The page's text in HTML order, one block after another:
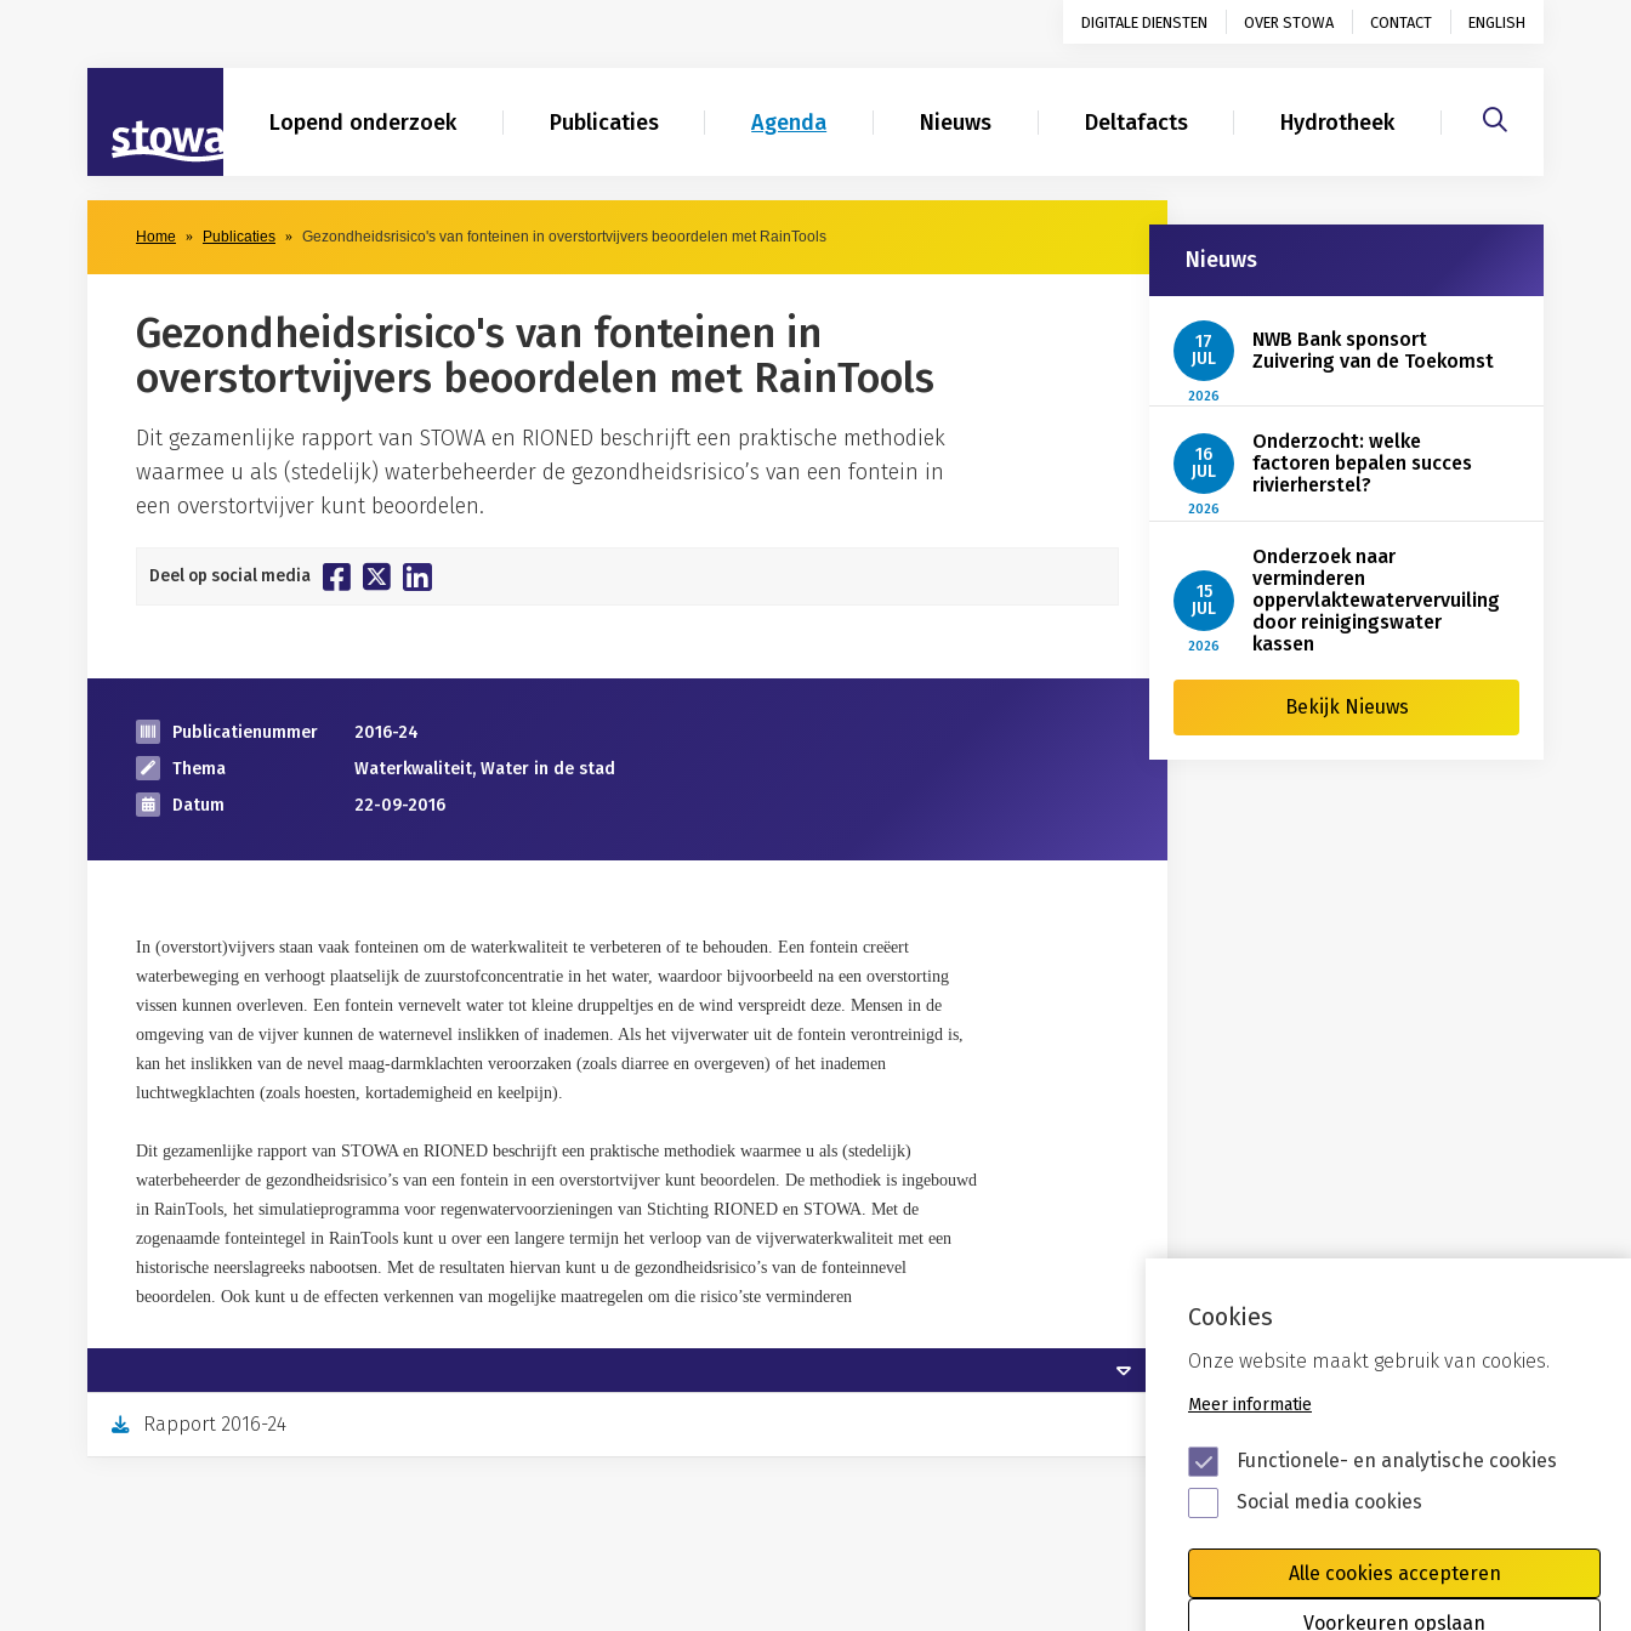
DIGITALE DIENSTEN OVER STOWA CONTACT ENGLISH
Lopend onderzoek Publicaties Agenda Nieuws Deltafacts Hydrotheek
Home Publicaties Gezondheidsrisico's van fonteinen in overstortvijvers beoordelen met RainTools
Gezondheidsrisico's van fonteinen in
overstortvijvers beoordelen met RainTools
Dit gezamenlijke rapport van STOWA en RIONED beschrijft een praktische methodiek
waarmee u als (stedelijk) waterbeheerder de gezondheidsrisico’s van een fontein in
een overstortvijver kunt beoordelen.
Deel op social media
Publicatienummer
2016-24
Thema
Waterkwaliteit, Water in de stad
Datum
22-09-2016
In (overstort)vijvers staan vaak fonteinen om de waterkwaliteit te verbeteren of te behouden. Een fontein creëert
waterbeweging en verhoogt plaatselijk de zuurstofconcentratie in het water, waardoor bijvoorbeeld na een overstorting
vissen kunnen overleven. Een fontein vernevelt water tot kleine druppeltjes en de wind verspreidt deze. Mensen in de
omgeving van de vijver kunnen de waternevel inslikken of inademen. Als het vijverwater uit de fontein verontreinigd is,
kan het inslikken van de nevel maag-darmklachten veroorzaken (zoals diarree en overgeven) of het inademen
luchtwegklachten (zoals hoesten, kortademigheid en keelpijn).
Dit gezamenlijke rapport van STOWA en RIONED beschrijft een praktische methodiek waarmee u als (stedelijk)
waterbeheerder de gezondheidsrisico’s van een fontein in een overstortvijver kunt beoordelen. De methodiek is ingebouwd
in RainTools, het simulatieprogramma voor regenwatervoorzieningen van Stichting RIONED en STOWA. Met de
zogenaamde fonteintegel in RainTools kunt u over een langere termijn het verloop van de vijverwaterkwaliteit met een
historische neerslagreeks nabootsen. Met de resultaten hiervan kunt u de gezondheidsrisico’s van de fonteinnevel
beoordelen. Ook kunt u de effecten verkennen van mogelijke maatregelen om die risico’ste verminderen
Rapport 2016-24
Gerelateerd
Nieuws
17
JUL
2026
NWB Bank sponsort
Zuivering van de Toekomst
16
JUL
2026
Onderzocht: welke
factoren bepalen succes
rivierherstel?
15
JUL
2026
Onderzoek naar
verminderen
oppervlaktewatervervuiling
door reinigingswater
kassen
Bekijk Nieuws
Cookies
Onze website maakt gebruik van cookies.
Meer informatie
Functionele- en analytische cookies
Social media cookies
Alle cookies accepteren
Voorkeuren opslaan